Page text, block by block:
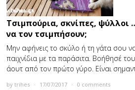
Τσιμπούρια, σκνίπες, ψύλλοι
να τον τσιμπήσουν;
Μην αφήνεις το σκύλο ή τη γάτα σου να
παιχνίδια με τα παράσιτα. Βοήθησέ
άουτ από τον πρώτο γύρο. Είναι
bytrihes 17/07/2017 0 comments